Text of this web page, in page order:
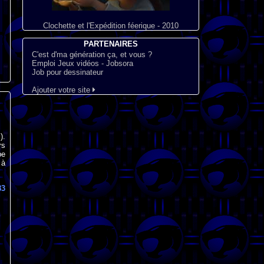
Clochette et l'Expédition féerique - 2010
PARTENAIRES
C'est d'ma génération ça, et vous ?
Emploi Jeux vidéos - Jobsora
Job pour dessinateur
Ajouter votre site